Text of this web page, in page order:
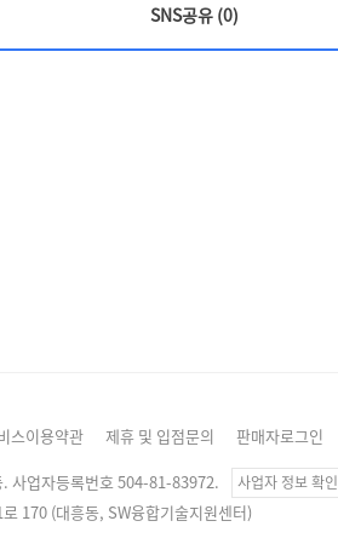
SNS공유 (0)
스이용약관 제휴 및 입점문의
판매자로그인
. 사업자등록번호 504-81-83972. 사업자 정보 확인
170 (대흥동, SW융합기술지원센터)